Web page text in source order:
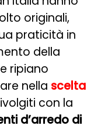
originali,
praticità in
della
ripiano
nella scelta
con la
d’arredo di